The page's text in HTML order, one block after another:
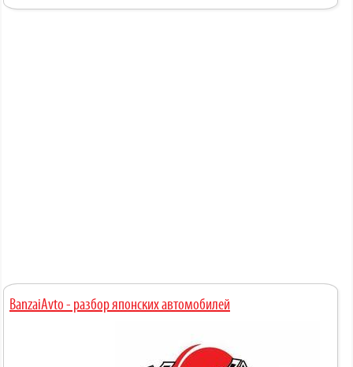
BanzaiAvto - разбор японских автомобилей